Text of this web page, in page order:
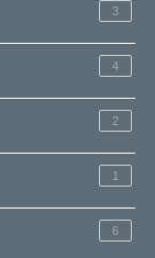
3
4
2
1
6